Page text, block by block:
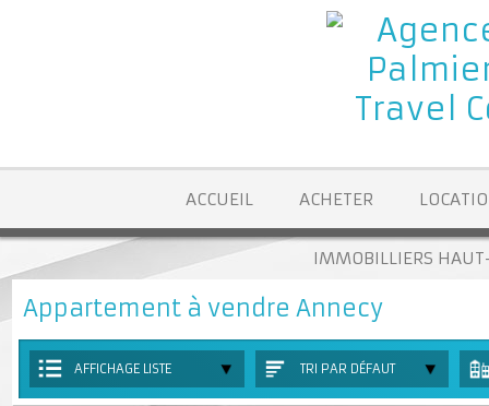
ACCUEIL ACHETER
IMMOBILLIERS
Appartement à vendre Annecy
AFFICHAGE LISTE TRI PAR DÉFAUT